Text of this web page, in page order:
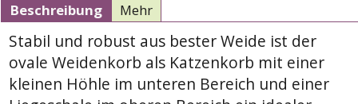
Beschreibung Mehr
Stabil und robust aus bester Weide ist der
ovale Weidenkorb als Katzenkorb mit einer
kleinen Höhle im unteren Bereich und einer